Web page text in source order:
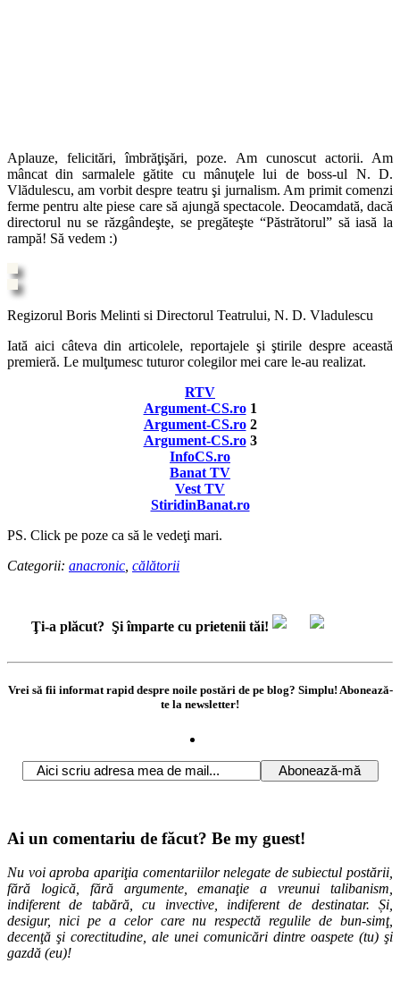
Aplauze, felicitări, îmbrăţişări, poze. Am cunoscut actorii. Am
mâncat din sarmalele gătite cu mânuţele lui de boss-ul N. D.
Vlădulescu, am vorbit despre teatru şi jurnalism. Am primit comenzi
ferme pentru alte piese care să ajungă spectacole. Deocamdată, dacă
directorul nu se răzgândeşte, se pregăteşte “Păstrătorul” să iasă la
rampă! Să vedem :)
Regizorul Boris Melinti si Directorul Teatrului, N. D. Vladulescu
Iată aici câteva din articolele, reportajele şi ştirile despre această
premieră. Le mulţumesc tuturor colegilor mei care le-au realizat.
RTV
Argument-CS.ro 1
Argument-CS.ro 2
Argument-CS.ro3
InfoCS.ro
Banat TV
Vest TV
StiridinBanat.ro
PS. Click pe poze ca să le vedeţi mari.
Categorii: anacronic călătorii
Ţi-a plăcut? Şi împarte cu prietenii tăi!
Vrei să fii informat rapid despre noile postări de pe blog? Simplu! Abonează-
te la newsletter!
Ai un comentariu de făcut? Be my guest!
Nu voi aproba apariţia comentariilor nelegate de subiectul postării,
fără logică, fără argumente, emanaţie a vreunui talibanism,
indiferent de tabără, cu invective, indiferent de destinatar. Și,
desigur, nici pe a celor care nu respectă regulile de bun-simţ,
decenţă şi corectitudine, ale unei comunicări dintre oaspete (tu) şi
gazdă (eu)!